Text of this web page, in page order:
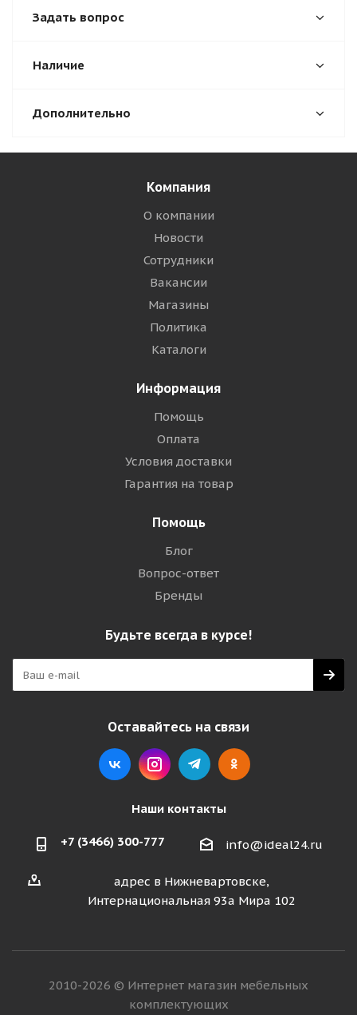
Задать вопрос
Наличие
Дополнительно
Компания
О компании
Новости
Сотрудники
Вакансии
Магазины
Политика
Каталоги
Информация
Помощь
Оплата
Условия доставки
Гарантия на товар
Помощь
Блог
Вопрос-ответ
Бренды
Будьте всегда в курсе!
Оставайтесь на связи
Наши контакты
+7 (3466) 300-777 info@ideal24.ru
адрес в Нижневартовске,
Интернациональная 93а Мира 102
2010-2026 © Интернет магазин мебельных
комплектующих